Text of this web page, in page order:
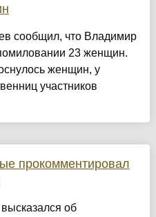
сообщил, что Владимир
23 женщин.
женщин, у
участников
прокомментировал
об